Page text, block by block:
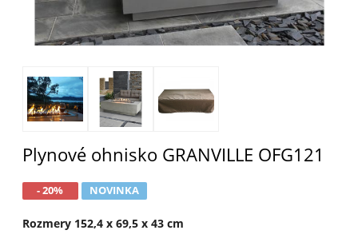
Plynové ohnisko GRANVILLE OFG121
- 20% NOVINKA
Rozmery 152,4 x 69,5 x 43 cm